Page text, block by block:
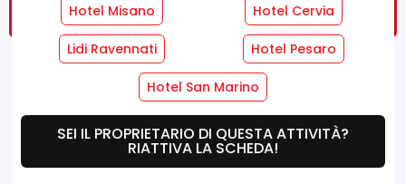
Hotel Misano Hotel Cervia
Lidi Ravennati Hotel Pesaro
Hotel San Marino
SEI IL PROPRIETARIO DI QUESTA ATTIVITÀ?
RIATTIVA LA SCHEDA!
Servizi Hotel Servizi Camere
Dove Siamo Offerte